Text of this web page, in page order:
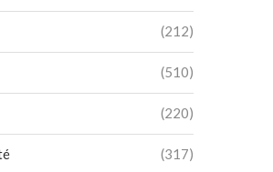
(212)
(510)
(220)
(317)